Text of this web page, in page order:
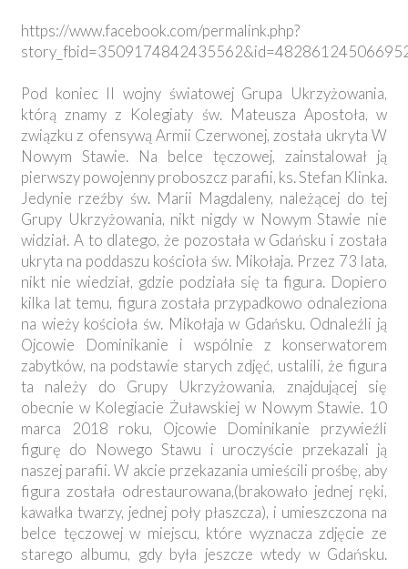
https://www.facebook.com/permalink.php?
Pod koniec II wojny światowej Grupa Ukrzyżowania,
którą znamy z Kolegiaty św. Mateusza Apostoła, w
związku z ofensywą Armii Czerwonej, została ukryta W
Nowym Stawie. Na belce tęczowej, zainstalował ją
pierwszy powojenny proboszcz parafii, ks. Stefan Klinka.
Jedynie rzeźby św. Marii Magdaleny, należącej do tej
Grupy Ukrzyżowania, nikt nigdy w Nowym Stawie nie
widział. A to dlatego, że pozostała w Gdańsku i została
ukryta na poddaszu kościoła św. Mikołaja. Przez 73 lata,
nikt nie wiedział, gdzie podziała się ta figura. Dopiero
kilka lat temu, figura została przypadkowo odnaleziona
na wieży kościoła św. Mikołaja w Gdańsku. Odnaleźli ją
Ojcowie Dominikanie i wspólnie z konserwatorem
zabytków, na podstawie starych zdjęć, ustalili, że figura
ta należy do Grupy Ukrzyżowania, znajdującej się
obecnie w Kolegiacie Żuławskiej w Nowym Stawie. 10
marca 2018 roku, Ojcowie Dominikanie przywieźli
figurę do Nowego Stawu i uroczyście przekazali ją
naszej parafii. W akcie przekazania umieścili prośbę, aby
figura została odrestaurowana,(brakowało jednej ręki,
kawałka twarzy, jednej poły płaszcza), i umieszczona na
belce tęczowej w miejscu, które wyznacza zdjęcie ze
starego albumu, gdy była jeszcze wtedy w Gdańsku.